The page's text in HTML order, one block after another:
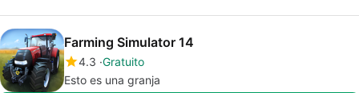
Farming Simulator 14
4.3 Gratuito
Esto es una granja